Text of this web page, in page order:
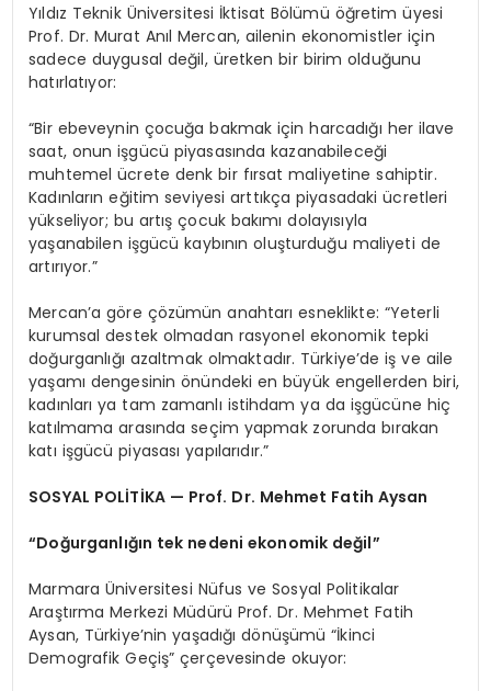
Yıldız Teknik Üniversitesi İktisat Bölümü öğretim üyesi
Prof. Dr. Murat Anıl Mercan, ailenin ekonomistler için
sadece duygusal değil, üretken bir birim olduğunu
hatırlatıyor:
“Bir ebeveynin çocuğa bakmak için harcadığı her ilave
saat, onun işgücü piyasasında kazanabileceği
muhtemel ücrete denk bir fırsat maliyetine sahiptir.
Kadınların eğitim seviyesi arttıkça piyasadaki ücretleri
yükseliyor; bu artış çocuk bakımı dolayısıyla
yaşanabilen işgücü kaybının oluşturduğu maliyeti de
artırıyor.”
Mercan’a göre çözümün anahtarı esneklikte: “Yeterli
kurumsal destek olmadan rasyonel ekonomik tepki
doğurganlığı azaltmak olmaktadır. Türkiye’de iş ve aile
yaşamı dengesinin önündeki en büyük engellerden biri,
kadınları ya tam zamanlı istihdam ya da işgücüne hiç
katılmama arasında seçim yapmak zorunda bırakan
katı işgücü piyasası yapılarıdır.”
SOSYAL POLİTİKA — Prof. Dr. Mehmet Fatih Aysan
“Doğurganlığın tek nedeni ekonomik değil”
Marmara Üniversitesi Nüfus ve Sosyal Politikalar
Araştırma Merkezi Müdürü Prof. Dr. Mehmet Fatih
Aysan, Türkiye’nin yaşadığı dönüşümü “İkinci
Demografik Geçiş” çerçevesinde okuyor: